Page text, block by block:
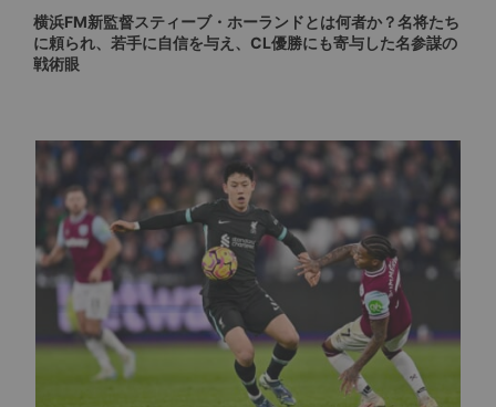
横浜FM新監督スティーブ・ホーランドとは何者か？名将たち
に頼られ、若手に自信を与え、CL優勝にも寄与した名参謀の
戦術眼